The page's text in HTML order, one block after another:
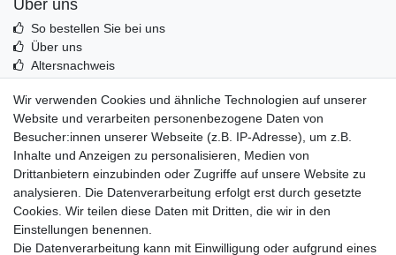
Über uns
So bestellen Sie bei uns
Über uns
Altersnachweis
Echtheit von Kundenbewertungen
Messer Info Forum
Messer schärfen
Messerhersteller
Stahltabelle
Stahlarten
Rockwell Härte
Messerarten
Wir verwenden Cookies und ähnliche Technologien auf unserer
Website und verarbeiten personenbezogene Daten von
Besucher:innen unserer Webseite (z.B. IP-Adresse), um z.B.
Inhalte und Anzeigen zu personalisieren, Medien von
Drittanbietern einzubinden oder Zugriffe auf unsere Website zu
analysieren. Die Datenverarbeitung erfolgt erst durch gesetzte
Cookies. Wir teilen diese Daten mit Dritten, die wir in den
Einstellungen benennen.
Die Datenverarbeitung kann mit Einwilligung oder aufgrund eines